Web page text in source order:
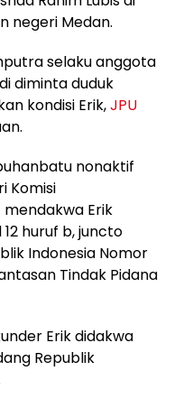
negeri Medan.
selaku anggota
diminta duduk
kondisi Erik,JPU
nonaktif
Komisi
Erik
huruf b, juncto
Indonesia Nomor
Tindak Pidana
Erik didakwa
Republik